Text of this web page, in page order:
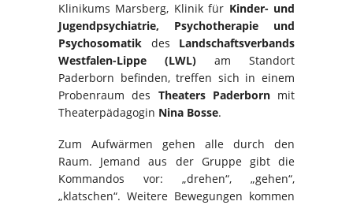
Klinikums Marsberg, Klinik für Kinder- und
Jugendpsychiatrie, Psychotherapie und
Psychosomatik des Landschaftsverbands
Westfalen-Lippe (LWL) am Standort
Paderborn befinden, treffen sich in einem
Probenraum des Theaters Paderbornmit
Theaterpädagogin Nina Bosse.
Zum Aufwärmen gehen alle durch den
Raum. Jemand aus der Gruppe gibt die
Kommandos vor: „drehen“, „gehen“,
„klatschen“. Weitere Bewegungen kommen